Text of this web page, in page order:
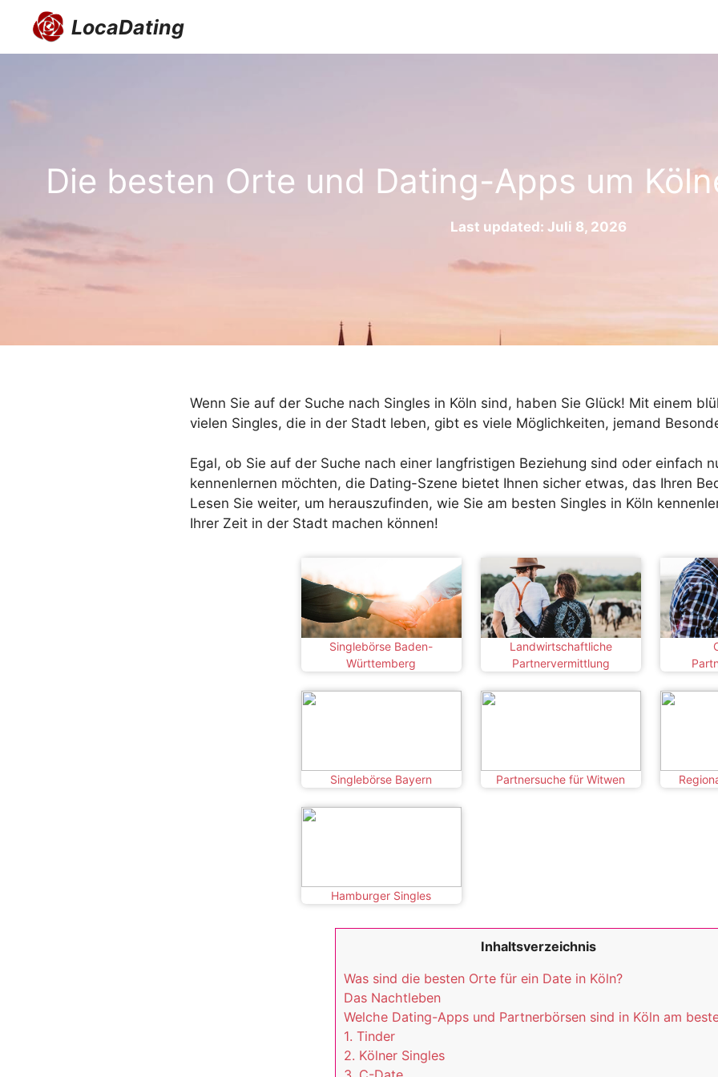
Inhalt
LocaDating
Die besten Orte und Dating-Apps um
Last updated: Juli 8, 2026
Wenn Sie auf der Suche nach Singles in Köln sind, haben Sie Glück! Mit einem
vielen Singles, die in der Stadt leben, gibt es viele Möglichkeiten, jemand
Egal, ob Sie auf der Suche nach einer langfristigen Beziehung sind oder einfach
kennenlernen möchten, die Dating-Szene bietet Ihnen sicher etwas, das Ihren
Lesen Sie weiter, um herauszufinden, wie Sie am besten Singles in Köln
Ihrer Zeit in der Stadt machen können!
Singlebörse Baden-
Württemberg
Landwirtschaftliche
Partnervermittlung
Singlebörse Bayern Partnersuche für Witwen
Hamburger Singles
Inhaltsverzeichnis
Was sind die besten Orte für ein Date in Köln?
Das Nachtleben
Welche Dating-Apps und Partnerbörsen sind in Köln am
1. Tinder
2. Kölner Singles